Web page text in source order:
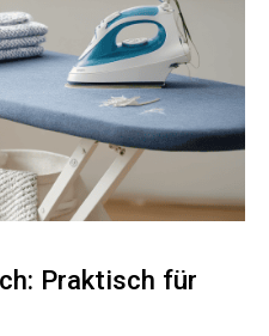
Praktisch für